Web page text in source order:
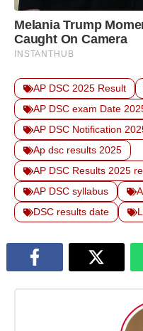
AP DSC 2025 Result
AP DSC exam Date
AP DSC Notification
Ap dsc results 2025
AP DSC Results 2025
AP DSC syllabus
DSC results date